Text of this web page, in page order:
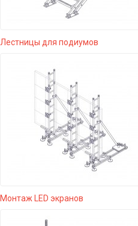
Лестницы для подиумов
Монтаж LED экранов